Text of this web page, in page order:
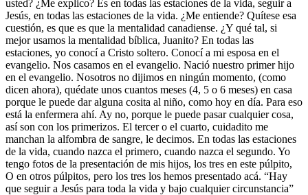
usted? ¿Me explico? Es en todas las estaciones de la vida, seguir a
Jesús, en todas las estaciones de la vida. ¿Me entiende? Quítese esa
cuestión, es que es que la mentalidad canadiense. ¿Y qué tal, si
mejor usamos la mentalidad bíblica, Juanito? En todas las
estaciones, yo conocí a Cristo soltero. Conocí a mi esposa en el
evangelio. Nos casamos en el evangelio. Nació nuestro primer hijo
en el evangelio. Nosotros no dijimos en ningún momento, (como
dicen ahora), quédate unos cuantos meses (4, 5 o 6 meses) en casa
porque le puede dar alguna cosita al niño, como hoy en día. Para eso
está la enfermera ahí. Ay no, porque le puede pasar cualquier cosa,
así son con los primerizos. El tercer o el cuarto, cuidadito me
manchan la alfombra de sangre, le decimos. En todas las estaciones
de la vida, cuando nazca el primero, cuando nazca el segundo. Yo
tengo fotos de la presentación de mis hijos, los tres en este púlpito,
O en otros púlpitos, pero los tres los hemos presentado acá. “Hay
que seguir a Jesús para toda la vida y bajo cualquier circunstancia”